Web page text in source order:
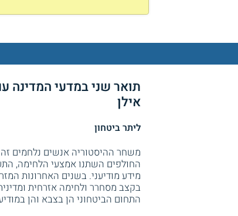
תואר שני במדעי המדינה
אילן
ליתר ביטחון
משחר ההיסטוריה אנשים נלחמים זה
החולפים השתנו אמצעי הלחימה,
מידע מודיעני. בשנים האחרונות
בקצב מסחרר ולחימה אזרחית
התחום הביטחוני הן בצבא והן